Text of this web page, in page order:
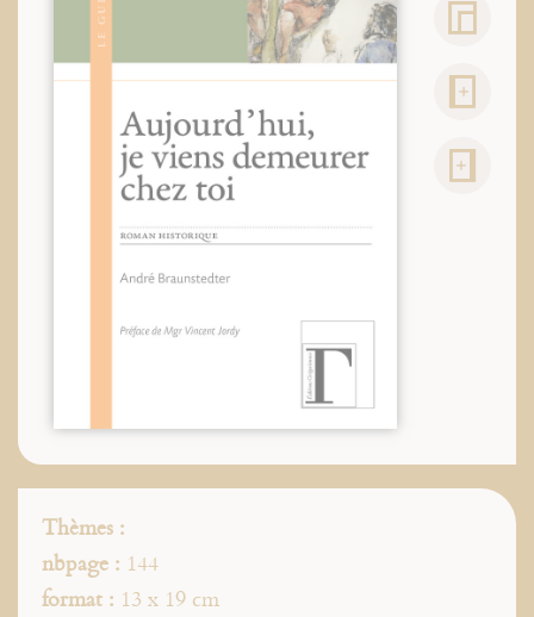
Thèmes :
nbpage : 144
format : 13 x 19 cm